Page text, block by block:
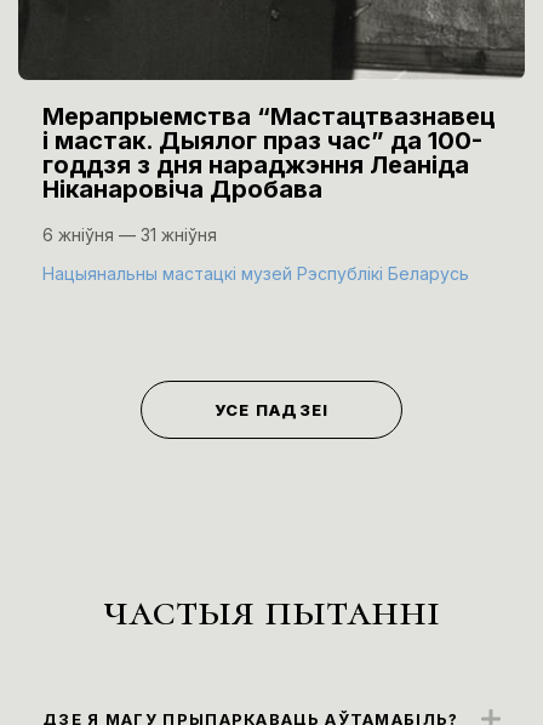
Мерапрыемства “Мастацтвазнавец
і мастак. Дыялог праз час” да 100-
годдзя з дня нараджэння Леаніда
Ніканаровіча Дробава
6 жніўня — 31 жніўня
Нацыянальны мастацкі музей Рэспублікі Беларусь
УСЕ ПАДЗЕІ
частыя пытанні
ДЗЕ Я МАГУ ПРЫПАРКАВАЦЬ АЎТАМАБІЛЬ?